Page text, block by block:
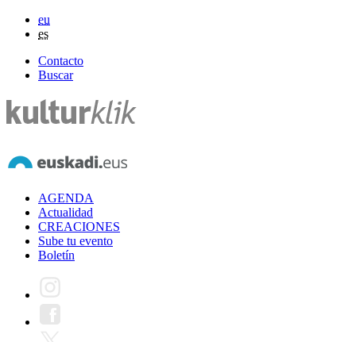
eu
es
Contacto
Buscar
AGENDA
Actualidad
CREACIONES
Sube tu evento
Boletín